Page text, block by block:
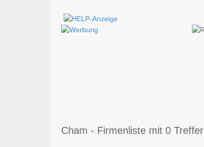
Cham - Firmenliste mit 0 Treffer